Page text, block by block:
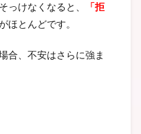
っけなくなると、
「拒
ほとんどです。
合、不安はさらに強ま